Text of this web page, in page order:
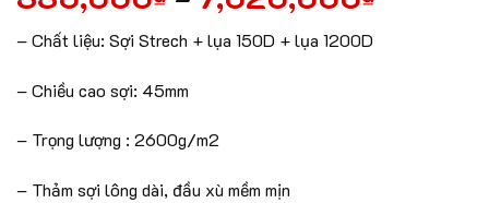
– Chất liệu: Sợi Strech + lụa 150D + lụa 1200D
– Chiều cao sợi: 45mm
– Trọng lượng : 2600g/m2
– Thảm sợi lông dài, đầu xù mềm mịn